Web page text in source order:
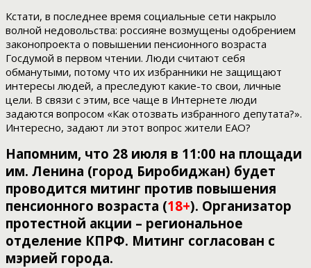
Кстати, в последнее время социальные сети накрыло
волной недовольства: россияне возмущены одобрением
законопроекта о повышении пенсионного возраста
Госдумой в первом чтении. Люди считают себя
обманутыми, потому что их избранники не защищают
интересы людей, а преследуют какие-то свои, личные
цели. В связи с этим, все чаще в Интернете люди
задаются вопросом «Как отозвать избранного депутата?».
Интересно, задают ли этот вопрос жители ЕАО?
Напомним, что 28 июля в 11:00 на площади
им. Ленина (город Биробиджан) будет
проводится митинг против повышения
пенсионного возраста (18+). Организатор
протестной акции – региональное
отделение КПРФ. Митинг согласован с
мэрией города.